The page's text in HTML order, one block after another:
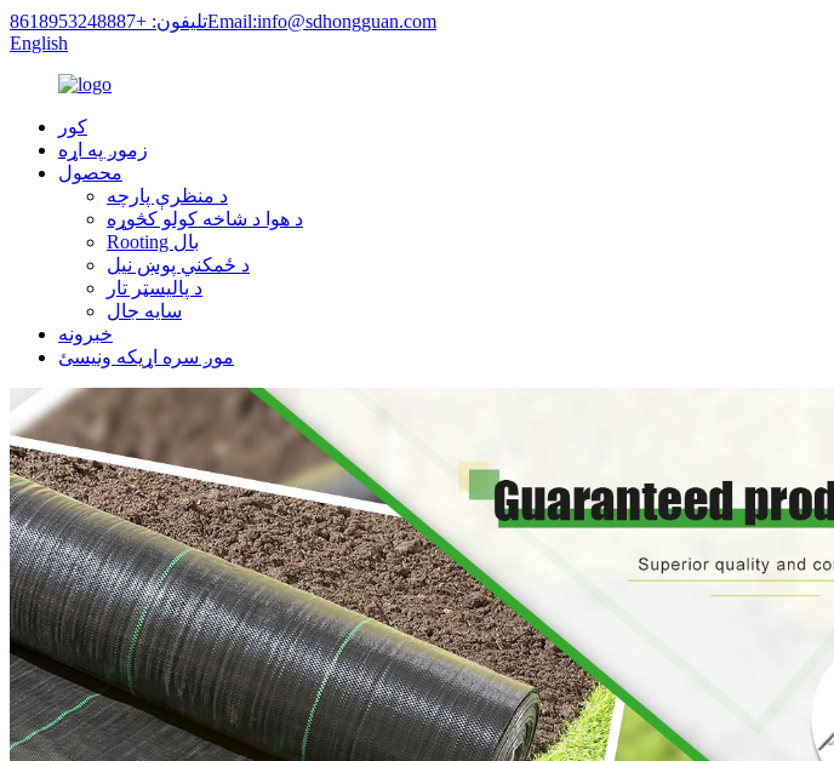
تلیفون: +8618953248887Email:info@sdhongguan.com
English
کور
زموږ په اړه
محصول
د منظرې پارچه
د هوا د شاخه کولو کڅوړه
Rooting بال
د ځمکني پوښ نیل
د پالیسټر تار
سایه جال
خبرونه
موږ سره اړیکه ونیسئ